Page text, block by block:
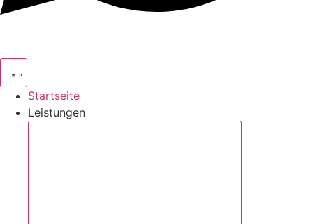
Startseite
Leistungen